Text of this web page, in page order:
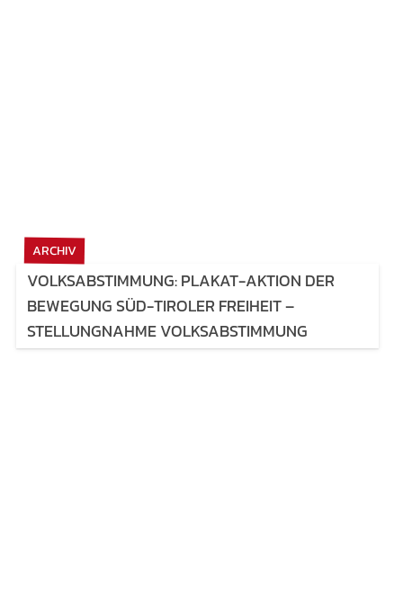
ARCHIV
VOLKSABSTIMMUNG: PLAKAT-AKTION DER
BEWEGUNG SÜD-TIROLER FREIHEIT –
STELLUNGNAHME VOLKSABSTIMMUNG